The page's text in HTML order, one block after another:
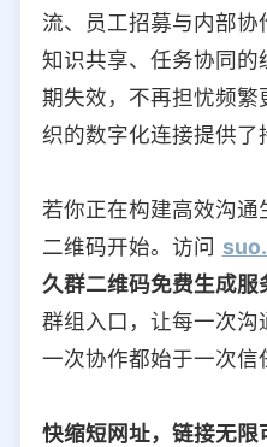
流、员工招募与内部
知识共享、任务协同
期失效，不再担忧频繁
织的数字化连接提供了
若你正在构建高效沟
二维码开始。访问
久群二维码免费生成服
群组入口，让每一次
一次协作都始于一次信
快缩短网址，链接无限